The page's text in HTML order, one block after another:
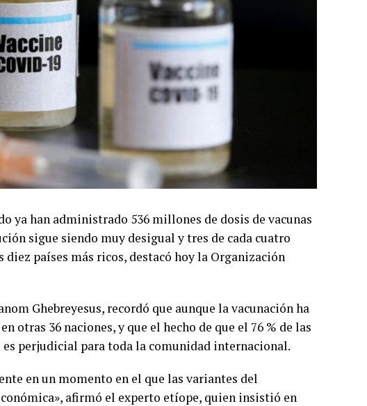
ya han administrado 536 millones de dosis de vacunas
sigue siendo muy desigual y tres de cada cuatro
diez países más ricos, destacó hoy la Organización
Ghebreyesus, recordó que aunque la vacunación ha
otras 36 naciones, y que el hecho de que el 76 % de las
perjudicial para toda la comunidad internacional.
en un momento en el que las variantes del
afirmó el experto etíope, quien insistió en